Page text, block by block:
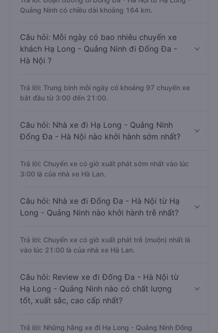
Quảng Ninh có chiều dài khoảng 164 km.
Câu hỏi: Mỗi ngày có bao nhiêu chuyến xe
khách Hạ Long - Quảng Ninh đi Đống Đa -
Hà Nội ?
Trả lời: Trung bình mỗi ngày có khoảng 97 chuyến xe
bắt đầu từ 3:00 đến 21:00.
Câu hỏi: Nhà xe đi Hạ Long - Quảng Ninh
Đống Đa - Hà Nội nào khởi hành sớm nhất?
Trả lời: Chuyến xe có giờ xuất phát sớm nhất vào lúc
3:00 là của nhà xe Hà Lan.
Câu hỏi: Nhà xe đi Đống Đa - Hà Nội từ Hạ
Long - Quảng Ninh nào khởi hành trễ nhất?
Trả lời: Chuyến xe có giờ xuất phát trễ (muộn) nhất là
vào lúc 21:00 là của nhà xe Hà Lan.
Câu hỏi: Review xe đi Đống Đa - Hà Nội từ
Hạ Long - Quảng Ninh nào có chất lượng
tốt, xuất sắc, cao cấp nhất?
Trả lời: Những hãng xe đi Hạ Long - Quảng Ninh Đống